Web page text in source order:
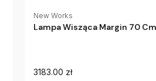
New Works
Lampa Wisząca Margin 70
3183.00 zł